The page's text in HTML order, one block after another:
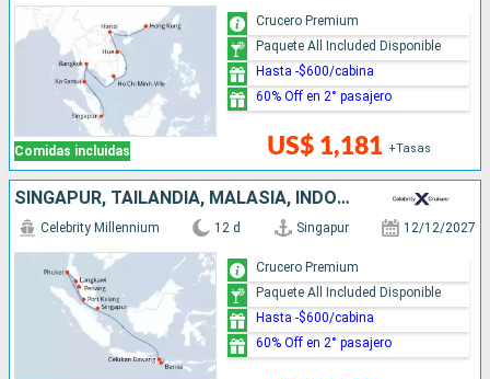
Comidas incluidas US$ 1,181 +Tasas
Crucero Premium
Paquete All Included Disponible
Hasta -$600/cabina
60% Off en 2° pasajero
SINGAPUR, TAILANDIA, MALASIA, INDONESIA
Celebrity Millennium 12 d Singapur 12/12/2027
Crucero Premium
Paquete All Included Disponible
Hasta -$600/cabina
60% Off en 2° pasajero